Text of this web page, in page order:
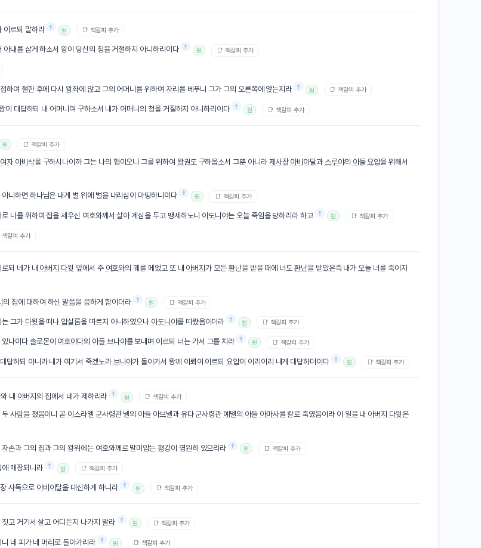
이르되 말하라 † 원 📑 책갈피 추가
아내를 삼게 하소서 왕이 당신의 청을 거절하지 아니하리이다 † 원 📑 책갈피 추가
하여 절한 후에 다시왕좌에 앉고 그의 어머니를 위하여 자리 를 베푸니 그가 그의 오른쪽에 앉는지라 † 원 📑 책갈피 추가
이 대답하되 내 어머니여 구하소서 내가 어머니의 청을 거절하지 아니하리이다 † 원 📑 책갈피 추가
원 📑 책갈피 추가
여자 아비삭을 구하시나이까 그는 나의 형이오니 그를 위하여 왕권 도 구하옵소서 그뿐 아니라 제사장 아비아달과 스루야의 아들 요압을 위해서
니하면 하나님은 내게 벌 위에 벌을 내리심이 마땅하니이다 † 원 📑 책갈피 추가
나를 위하여 집을 세우신 여호와께서 살아 계심을 두고 맹세하노니 아도니야는 오늘죽임을 당하리라 하고 † 원 📑 책갈피 추가
책갈피 추가
되 네가 내 아버지 다윗 앞에서 주 여호와의 궤를 메었고 또 내 아버지가 모든 환난을 받을 때에 너도환난을 받았은즉 내가오늘 너를 죽이지
의 집에 대하여 하신 말씀을 응하게 함이더라 † 원 📑 책갈피 추가
그가 다윗을 떠나 압살롬을 따르지 아니하였으나 아도니야를 따랐음이더라 † 원 📑 책갈피 추가
있나이다솔로몬이 여호야다의 아들 브나야를 보내며 이르되 너는 가서 그를 치라 † 원 📑 책갈피 추가
답하되 아니라 내가 여기서 죽겠노라 브나야가 돌아가서 왕께 아뢰어 이르되 요압이 이리이리 내게 대답하더이다 † 원 📑 책갈피 추가
내 아버지의 집에서 네가 제하리라 † 원 📑 책갈피 추가
두 사람을 쳤음이니 곧 이스라엘 군사령관 넬의 아들 아브넬과 유다군사령관 예델의 아들 아마사를 칼로 죽였음이라 이 일을 내 아버지 다윗은
자손과 그의 집과 그의 왕위에는 여호와께로 말미암는평강이 영원히 있으리라 † 원 📑 책갈피 추가
에 매장되니라 † 원 📑 책갈피 추가
사독으로 아비아달을 대신하게 하니라 † 원 📑 책갈피 추가
고 거기서 살고 어디든지 나가지 말라 † 원 📑 책갈피 추가
네 피가 네 머리로 돌아가리라 † 원 📑 책갈피 추가